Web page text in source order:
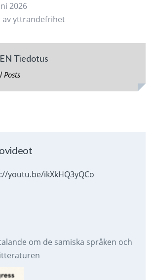
2026
av yttrandefrihet
Tiedotus
Posts
youtu.be/ikXkHQ3yQCo
om de samiska språken och